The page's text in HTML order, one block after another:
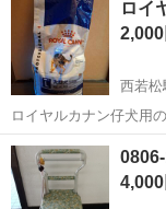
病気に なったときに使
のために12袋を購入しま
ロイ
2,000
西若松
ロイヤルカナン仔犬用
ましたが食べません。
６月購入 ⬛賞味期限
福島 会津若松市
4,000